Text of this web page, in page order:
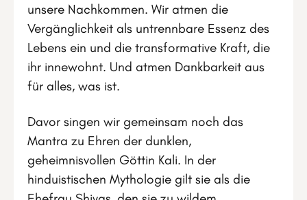
unsere Nachkommen. Wir atmen die
Vergänglichkeit als untrennbare Essenz des
Lebens ein und die transformative Kraft, die
ihr innewohnt. Und atmen Dankbarkeit aus
für alles, was ist.
Davor singen wir gemeinsam noch das
Mantra zu Ehren der dunklen,
geheimnisvollen Göttin Kali. In der
hinduistischen Mythologie gilt sie als die